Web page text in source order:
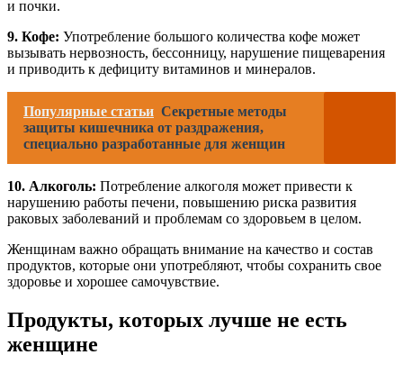
и почки.
9. Кофе: Употребление большого количества кофе может
вызывать нервозность, бессонницу, нарушение пищеварения
и приводить к дефициту витаминов и минералов.
Популярные статьи Секретные методы
защиты кишечника от раздражения,
специально разработанные для женщин
10. Алкоголь: Потребление алкоголя может привести к
нарушению работы печени, повышению риска развития
раковых заболеваний и проблемам со здоровьем в целом.
Женщинам важно обращать внимание на качество и состав
продуктов, которые они употребляют, чтобы сохранить свое
здоровье и хорошее самочувствие.
Продукты, которых лучше не есть
женщине